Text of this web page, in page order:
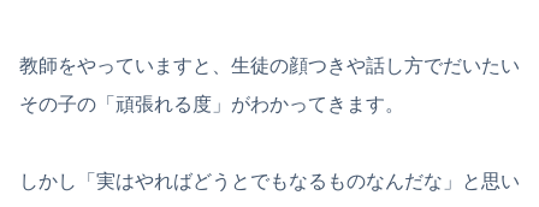
教師をやっていますと、生徒の顔つきや話し方でだいたい
その子の「頑張れる度」がわかってきます。
しかし「実はやればどうとでもなるものなんだな」と思い